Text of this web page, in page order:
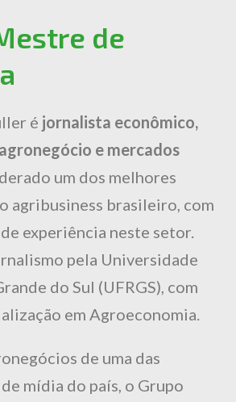
de
é jornalista econômico,
e mercados
um dos melhores
agribusiness brasileiro, com
experiência neste setor.
pela Universidade
do Sul (UFRGS), com
em Agroeconomia.
de uma das
mídia do país, o Grupo